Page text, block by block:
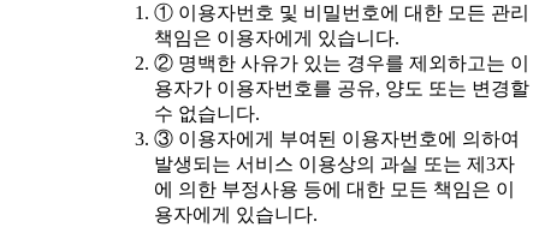
① 이용자번호 및 비밀번호에 대한 모든 관리
책임은 이용자에게 있습니다.
② 명백한 사유가 있는 경우를 제외하고는 이
용자가 이용자번호를 공유, 양도 또는 변경할
수 없습니다.
③ 이용자에게 부여된 이용자번호에 의하여
발생되는 서비스 이용상의 과실 또는 제3자
에 의한 부정사용 등에 대한 모든 책임은 이
용자에게 있습니다.